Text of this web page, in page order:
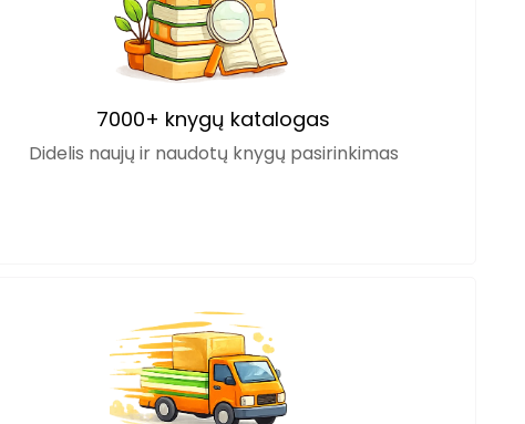
7000+ knygų katalogas
Didelis naujų ir naudotų knygų pasirinkimas